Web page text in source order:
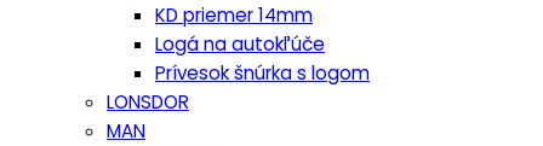
KD priemer 14mm
Logá na autokľúče
Prívesok šnúrka s logom
LONSDOR
MAN